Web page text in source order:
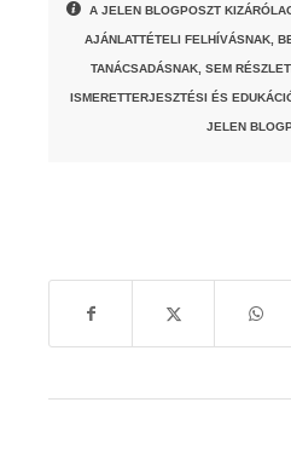
A JELEN BLOGPOSZT
AJÁNLATTÉTELI FELHÍVÁSNAK,
TANÁCSADÁSNAK, SEM
ISMERETTERJESZTÉSI ÉS
JELEN